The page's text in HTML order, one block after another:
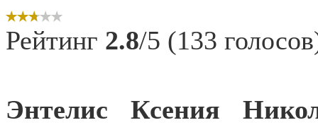
Рейтинг 2.8/5 (133
Энтелис Ксения